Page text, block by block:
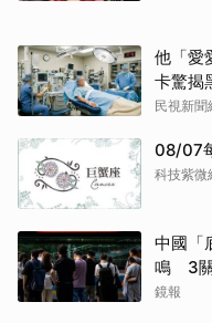
他「愛
卡驚揭
民視新聞
08/07
科技紫微
中國「
鳴 3關
鏡報